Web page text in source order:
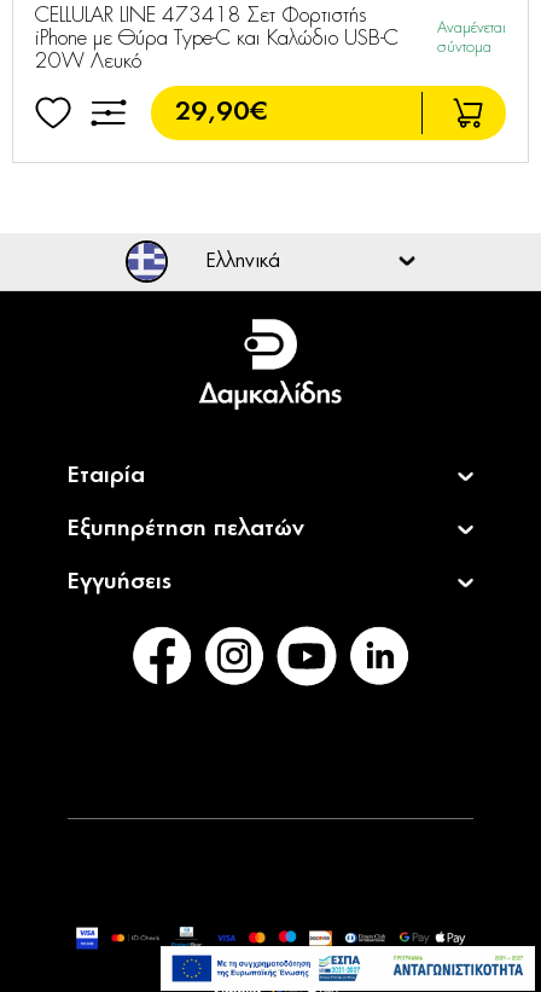
CELLULAR LINE 473418 Σετ Φορτιστής
iPhone με Θύρα Type-C και Καλώδιο USB-C
20W Λευκό
Αναμένεται
σύντομα
29,90€
CELLULAR LINE 434785 Σετ Φορτιστής
Samsung με θύρα Τype-C και καλώδιο Type-C
15W Λευκό
17,99€
Samsung με θύρα Τype-C και καλώδιο Type-C
Διαθέσιμο
17,99€
CELLULAR LINE 444722 Φορτιστής σπιτιού
Gan Triple με 1xUSB-A και 2xType-C 65W
44,90€